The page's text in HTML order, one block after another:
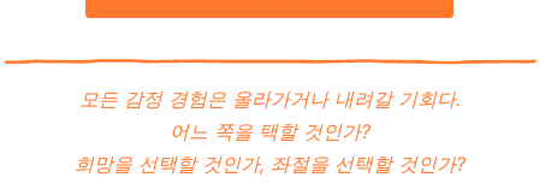
모든 감정 경험은 올라가거나 내려갈 기회다.
어느 쪽을 택할 것인가?
희망을 선택할 것인가, 좌절을 선택할 것인가?